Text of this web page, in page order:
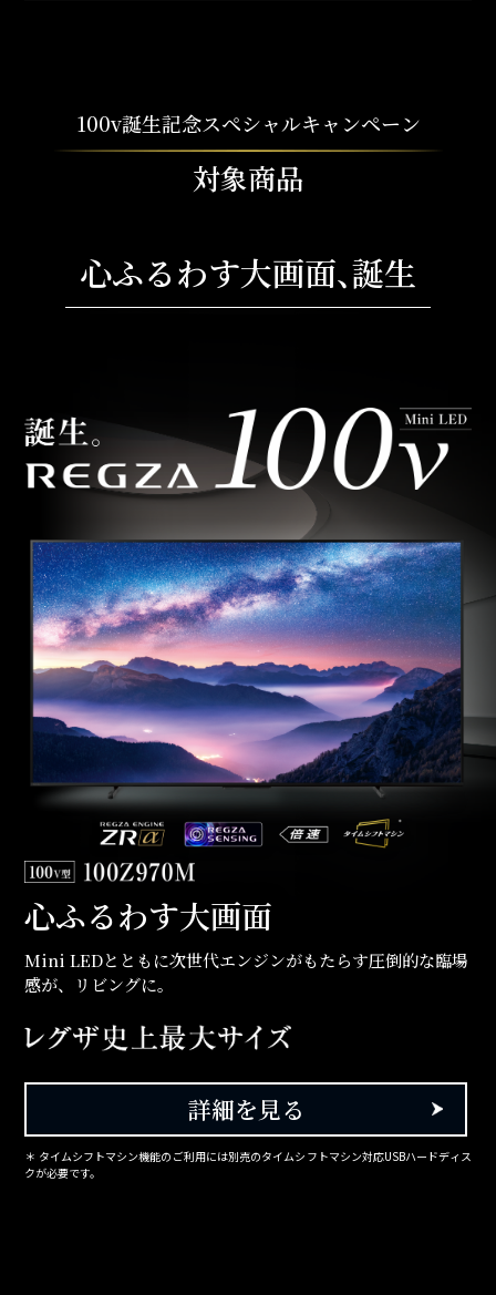
100v誕生記念スペシャルキャンペーン
対象商品
心ふるわす大画面、誕生
心ふるわす大画面
Mini LEDとともに次世代エンジンがもたらす圧倒的な臨場
感が、リビングに。
詳細を見る
＊ タイムシフトマシン機能のご利用には別売のタイムシフトマシン対応USBハードディス
クが必要です。